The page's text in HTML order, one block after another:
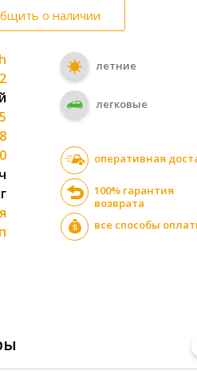
о наличии
летние
легковые
оперативная
100% гарантия
возврата
все способы